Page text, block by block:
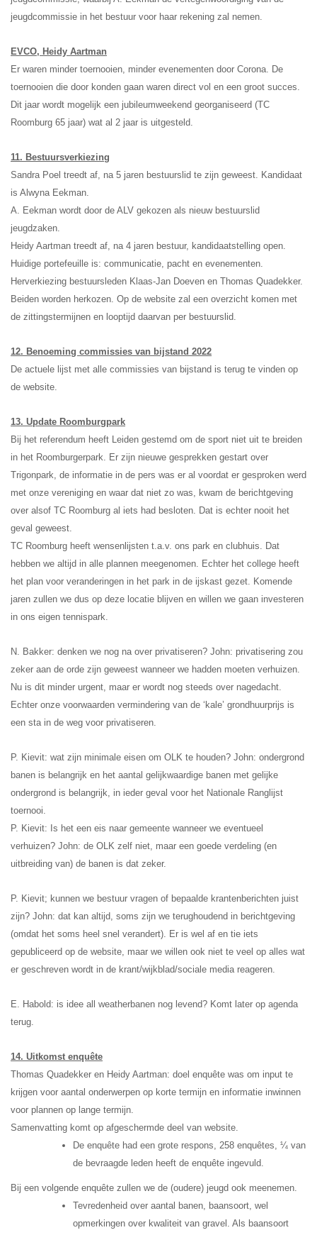
jeugdcommissie in het bestuur voor haar rekening zal nemen.
EVCO, Heidy Aartman
Er waren minder toernooien, minder evenementen door Corona. De
toernooien die door konden gaan waren direct vol en een groot succes.
Dit jaar wordt mogelijk een jubileumweekend georganiseerd (TC
Roomburg 65 jaar) wat al 2 jaar is uitgesteld.
11. Bestuursverkiezing
Sandra Poel treedt af, na 5 jaren bestuurslid te zijn geweest. Kandidaat
is Alwyna Eekman.
A. Eekman wordt door de ALV gekozen als nieuw bestuurslid
jeugdzaken.
Heidy Aartman treedt af, na 4 jaren bestuur, kandidaatstelling open.
Huidige portefeuille is: communicatie, pacht en evenementen.
Herverkiezing bestuursleden Klaas-Jan Doeven en Thomas Quadekker.
Beiden worden herkozen. Op de website zal een overzicht komen met
de zittingstermijnen en looptijd daarvan per bestuurslid.
12. Benoeming commissies van bijstand 2022
De actuele lijst met alle commissies van bijstand is terug te vinden op
de website.
13. Update Roomburgpark
Bij het referendum heeft Leiden gestemd om de sport niet uit te breiden
in het Roomburgerpark. Er zijn nieuwe gesprekken gestart over
Trigonpark, de informatie in de pers was er al voordat er gesproken werd
met onze vereniging en waar dat niet zo was, kwam de berichtgeving
over alsof TC Roomburg al iets had besloten. Dat is echter nooit het
geval geweest.
TC Roomburg heeft wensenlijsten t.a.v. ons park en clubhuis. Dat
hebben we altijd in alle plannen meegenomen. Echter het college heeft
het plan voor veranderingen in het park in de ijskast gezet. Komende
jaren zullen we dus op deze locatie blijven en willen we gaan investeren
in ons eigen tennispark.
N. Bakker: denken we nog na over privatiseren? John: privatisering zou
zeker aan de orde zijn geweest wanneer we hadden moeten verhuizen.
Nu is dit minder urgent, maar er wordt nog steeds over nagedacht.
Echter onze voorwaarden vermindering van de ‘kale’ grondhuurprijs is
een sta in de weg voor privatiseren.
P. Kievit: wat zijn minimale eisen om OLK te houden? John: ondergrond
banen is belangrijk en het aantal gelijkwaardige banen met gelijke
ondergrond is belangrijk, in ieder geval voor het Nationale Ranglijst
toernooi.
P. Kievit: Is het een eis naar gemeente wanneer we eventueel
verhuizen? John: de OLK zelf niet, maar een goede verdeling (en
uitbreiding van) de banen is dat zeker.
P. Kievit; kunnen we bestuur vragen of bepaalde krantenberichten juist
zijn? John: dat kan altijd, soms zijn we terughoudend in berichtgeving
(omdat het soms heel snel verandert). Er is wel af en tie iets
gepubliceerd op de website, maar we willen ook niet te veel op alles wat
er geschreven wordt in de krant/wijkblad/sociale media reageren.
E. Habold: is idee all weatherbanen nog levend? Komt later op agenda
terug.
14. Uitkomst enquête
Thomas Quadekker en Heidy Aartman: doel enquête was om input te
krijgen voor aantal onderwerpen op korte termijn en informatie inwinnen
voor plannen op lange termijn.
Samenvatting komt op afgeschermde deel van website.
De enquête had een grote respons, 258 enquêtes, ¼ van
de bevraagde leden heeft de enquête ingevuld.
Bij een volgende enquête zullen we de (oudere) jeugd ook meenemen.
Tevredenheid over aantal banen, baansoort, wel
opmerkingen over kwaliteit van gravel. Als baansoort